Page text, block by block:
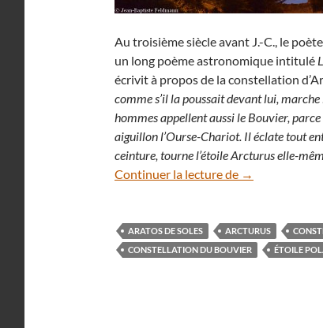
Au troisième siècle avant J.-C., le
un long poème astronomique intitulé
écrivit à propos de la constellation
comme s’il la poussait devant lui, marche
hommes appellent aussi le Bouvier,
aiguillon l’Ourse-Chariot. Il éclate tout
ceinture, tourne l’étoile Arcturus elle-
Continuer la lecture de La
→
ARATOS DE SOLES ARCTURUS
CONSTELLATION DU BOUVIER
ÉTOILE